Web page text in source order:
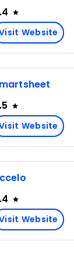
Website
Website
Website